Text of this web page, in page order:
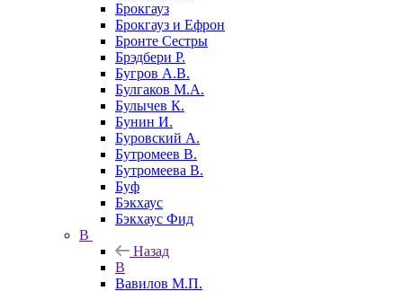
Брокгауз
Брокгауз и Ефрон
Бронте Сестры
Брэдбери Р.
Бугров А.В.
Булгаков М.А.
Булычев К.
Бунин И.
Буровский А.
Бутромеев В.
Бутромеева В.
Буф
Бэкхаус
Бэкхаус Фид
В
Назад
В
Вавилов М.П.